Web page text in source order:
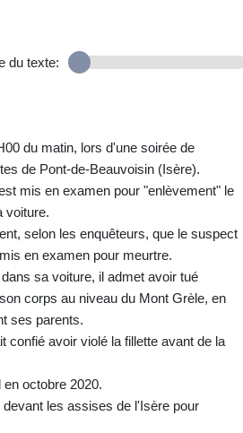
du texte:
du matin, lors d'une soirée de
de Pont-de-Beauvoisin (Isère).
mis en examen pour "enlèvement" le
voiture.
selon les enquêteurs, que le suspect
en examen pour meurtre.
sa voiture, il admet avoir tué
corps au niveau du Mont Grèle, en
ses parents.
confié avoir violé la fillette avant de la
octobre 2020.
les assises de l'Isère pour